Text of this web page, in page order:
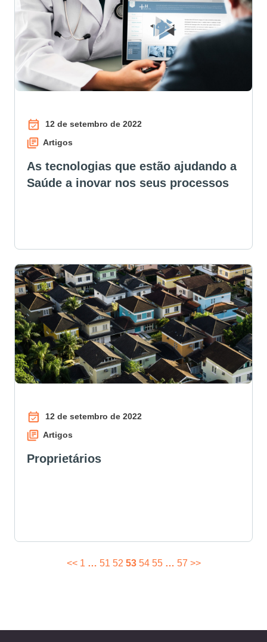
12 de setembro de 2022
Artigos
As tecnologias que estão ajudando a
Saúde a inovar nos seus processos
12 de setembro de 2022
Artigos
Proprietários
PAGINAÇÃO
<< 1 … 51 52 53 54 55 … 57 >>